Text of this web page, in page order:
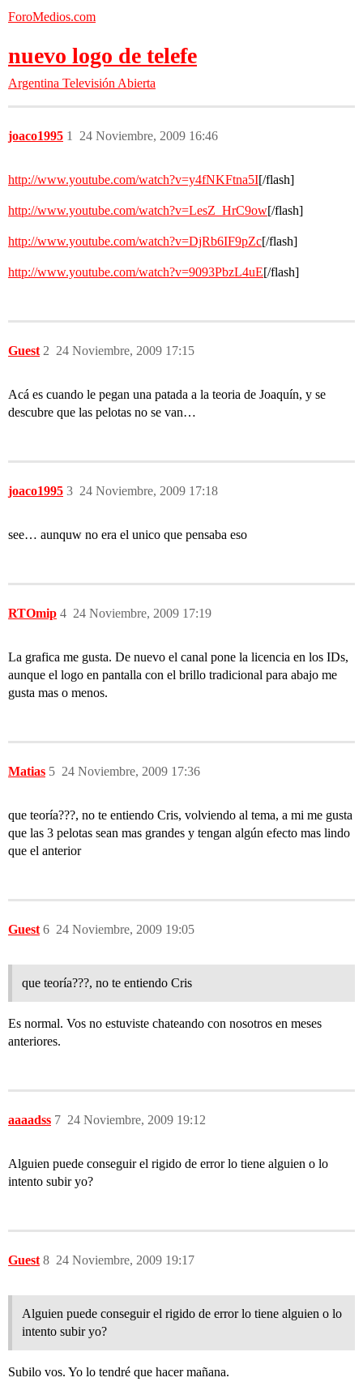
ForoMedios.com
nuevo logo de telefe
Argentina Televisión Abierta
joaco1995 24 Noviembre, 2009 16:46
1
http://www.youtube.com/watch?v=y4fNKFtna5I[/flash]
http://www.youtube.com/watch?v=LesZ_HrC9ow[/flash]
http://www.youtube.com/watch?v=DjRb6IF9pZc[/flash]
http://www.youtube.com/watch?v=9093PbzL4uE[/flash]
Guest 24 Noviembre, 2009 17:15
2
Acá es cuando le pegan una patada a la teoria de Joaquín, y se
descubre que las pelotas no se van…
joaco1995 24 Noviembre, 2009 17:18
3
see… aunquw no era el unico que pensaba eso
RTOmip 24 Noviembre, 2009 17:19
4
La grafica me gusta. De nuevo el canal pone la licencia en los IDs,
aunque el logo en pantalla con el brillo tradicional para abajo me
gusta mas o menos.
Matias 24 Noviembre, 2009 17:36
5
que teoría???, no te entiendo Cris, volviendo al tema, a mi me gusta
que las 3 pelotas sean mas grandes y tengan algún efecto mas lindo
que el anterior
Guest 24 Noviembre, 2009 19:05
6
que teoría???, no te entiendo Cris
Es normal. Vos no estuviste chateando con nosotros en meses
anteriores.
aaaadss 24 Noviembre, 2009 19:12
7
Alguien puede conseguir el rigido de error lo tiene alguien o lo
intento subir yo?
Guest 24 Noviembre, 2009 19:17
8
Alguien puede conseguir el rigido de error lo tiene alguien o lo
intento subir yo?
Subilo vos. Yo lo tendré que hacer mañana.